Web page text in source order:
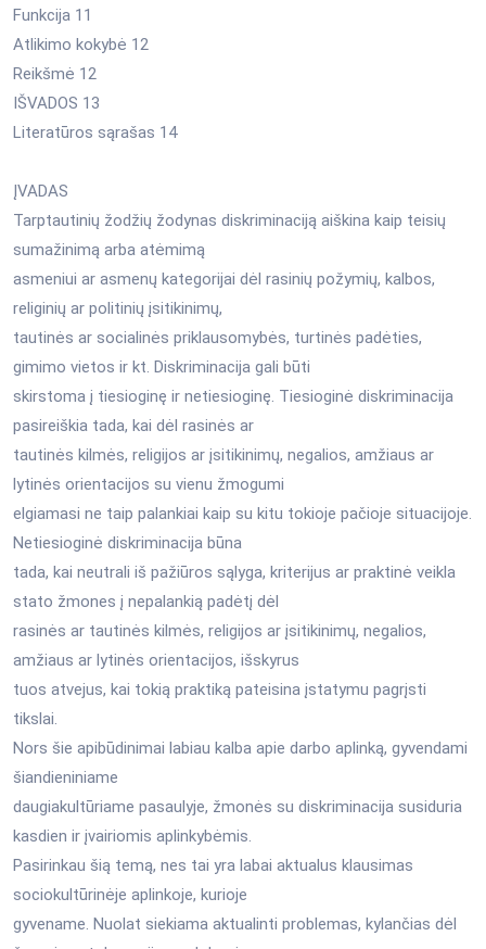
Funkcija 11
Atlikimo kokybė 12
Reikšmė 12
IŠVADOS 13
Literatūros sąrašas 14
ĮVADAS
Tarptautinių žodžių žodynas diskriminaciją aiškina kaip teisių
sumažinimą arba atėmimą
asmeniui ar asmenų kategorijai dėl rasinių požymių, kalbos,
religinių ar politinių įsitikinimų,
tautinės ar socialinės priklausomybės, turtinės padėties,
gimimo vietos ir kt. Diskriminacija gali būti
skirstoma į tiesioginę ir netiesioginę. Tiesioginė diskriminacija
pasireiškia tada, kai dėl rasinės ar
tautinės kilmės, religijos ar įsitikinimų, negalios, amžiaus ar
lytinės orientacijos su vienu žmogumi
elgiamasi ne taip palankiai kaip su kitu tokioje pačioje situacijoje.
Netiesioginė diskriminacija būna
tada, kai neutrali iš pažiūros sąlyga, kriterijus ar praktinė veikla
stato žmones į nepalankią padėtį dėl
rasinės ar tautinės kilmės, religijos ar įsitikinimų, negalios,
amžiaus ar lytinės orientacijos, išskyrus
tuos atvejus, kai tokią praktiką pateisina įstatymu pagrįsti
tikslai.
Nors šie apibūdinimai labiau kalba apie darbo aplinką, gyvendami
šiandieniniame
daugiakultūriame pasaulyje, žmonės su diskriminacija susiduria
kasdien ir įvairiomis aplinkybėmis.
Pasirinkau šią temą, nes tai yra labai aktualus klausimas
sociokultūrinėje aplinkoje, kurioje
gyvename. Nuolat siekiama aktualinti problemas, kylančias dėl